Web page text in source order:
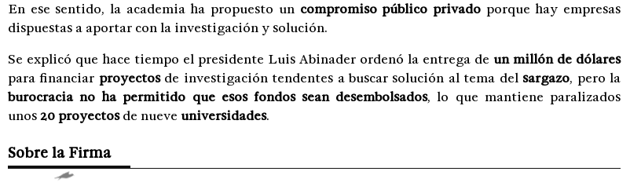
En ese sentido, la academia ha propuesto uncompromiso público privadoporque hay empresas
dispuestas a aportar con la investigación y solución.
Se explicó que hace tiempo el presidente Luis Abinader ordenó la entrega de un millón de dólares
para financiar proyectosde investigación tendentes a buscar solución al tema del sargazo, pero la
burocracia no ha permitido que esos fondos sean desembolsados, lo que mantiene paralizados
unos20 proyectosde nueve universidades.
Sobre la Firma